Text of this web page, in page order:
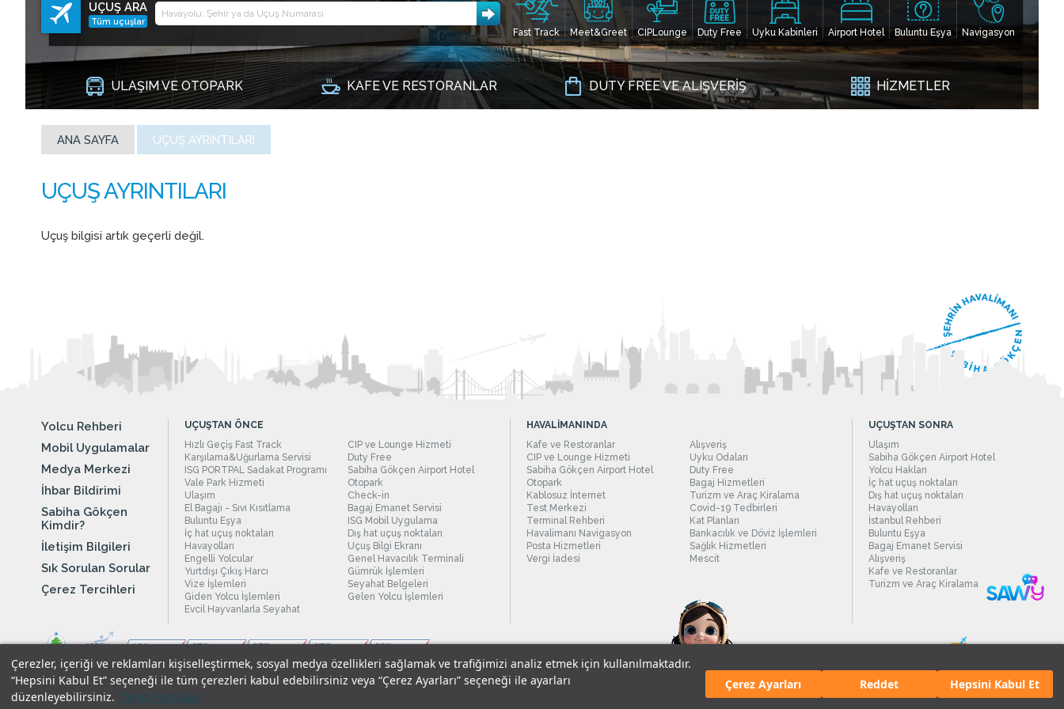
Çerezler, içeriği ve reklamları kişiselleştirmek, sosyal medya özellikleri sağlamak ve trafiğimizi analiz etmek için kullanılmaktadır.
“Hepsini Kabul Et” seçeneği ile tüm çerezleri kabul edebilirsiniz veya “Çerez Ayarları” seçeneği ile ayarları
düzenleyebilirsiniz. Çerez Politikası
Çerez Ayarları Reddet Hepsini Kabul Et
UÇUŞ ARA
Tüm uçuşlar
Fast Track Meet&Greet CIPLounge Duty Free Uyku Kabinleri Airport Hotel Buluntu Eşya Navigasyon
ULAŞIM VE OTOPARK KAFE VE RESTORANLAR DUTY FREE VE ALIŞVERİŞ HİZMETLER
ANA SAYFA UÇUŞ AYRINTILARI
Uçuş bilgisi artık geçerli değil.
Yolcu Rehberi
Mobil Uygulamalar
Medya Merkezi
İhbar Bildirimi
Sabiha Gökçen
Kimdir?
İletişim Bilgileri
Sık Sorulan Sorular
Çerez Tercihleri
UÇUŞTAN ÖNCE
Hızlı Geçiş Fast Track
CIP ve Lounge Hizmeti
Karşılama&Uğurlama Servisi
Duty Free
ISG PORTPAL Sadakat Programı
Sabiha Gökçen Airport Hotel
Vale Park Hizmeti
Otopark
Ulaşım
Check-in
El Bagajı - Sıvı Kısıtlama
Bagaj Emanet Servisi
Buluntu Eşya
ISG Mobil Uygulama
İç hat uçuş noktaları
Dış hat uçuş noktaları
Havayolları
Uçuş Bilgi Ekranı
Engelli Yolcular
Genel Havacılık Terminali
Yurtdışı Çıkış Harcı
Gümrük İşlemleri
Vize İşlemleri
Seyahat Belgeleri
Giden Yolcu İşlemleri
Gelen Yolcu İşlemleri
Evcil Hayvanlarla Seyahat
HAVALİMANINDA
Kafe ve Restoranlar
Alışveriş
CIP ve Lounge Hizmeti
Uyku Odaları
Sabiha Gökçen Airport Hotel
Duty Free
Otopark
Bagaj Hizmetleri
Kablosuz İnternet
Turizm ve Araç Kiralama
Test Merkezi
Covid-19 Tedbirleri
Terminal Rehberi
Kat Planları
Havalimanı Navigasyon
Bankacılık ve Döviz İşlemleri
Posta Hizmetleri
Sağlık Hizmetleri
Vergi İadesi
Mescit
UÇUŞTAN SONRA
Ulaşım
Sabiha Gökçen Airport Hotel
Yolcu Hakları
İç hat uçuş noktaları
Dış hat uçuş noktaları
Havayolları
İstanbul Rehberi
Buluntu Eşya
Bagaj Emanet Servisi
Alışveriş
Kafe ve Restoranlar
Turizm ve Araç Kiralama
Yasal Uyarılar Çerez Politikamız